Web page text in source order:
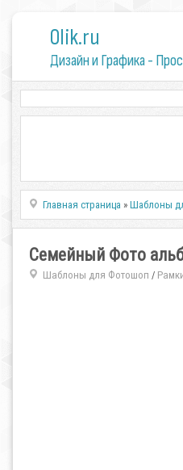
0lik.ru
Дизайн и Графика -
Главная страница »Шаблоны
Семейный Фото
Шаблоны для Фотошоп /